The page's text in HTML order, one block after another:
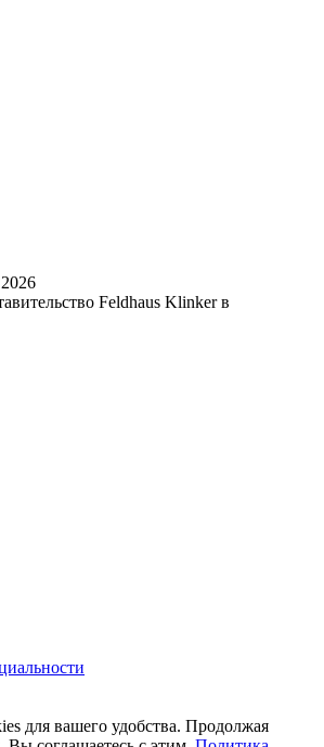
Feldhaus Klinker в
для вашего удобства. Продолжая